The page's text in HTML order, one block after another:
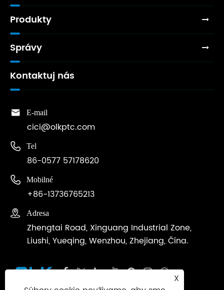
Produkty
Správy
Kontaktuj nás
 E-mail
cici@olkptc.com
 Tel
86-0577 57178620
 Mobilné
+86-13736765213
 Adresa
Zhengtai Road, Xinguang Industrial Zone,
Liushi, Yueqing, Wenzhou, Zhejiang, Čína.
X